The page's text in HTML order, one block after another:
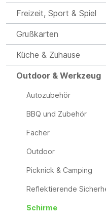
Freizeit, Sport & Spiel
Grußkarten
Küche & Zuhause
Outdoor & Werkzeug
Autozubehör
BBQ und Zubehör
Fächer
Outdoor
Picknick & Camping
Reflektierende
Schirme